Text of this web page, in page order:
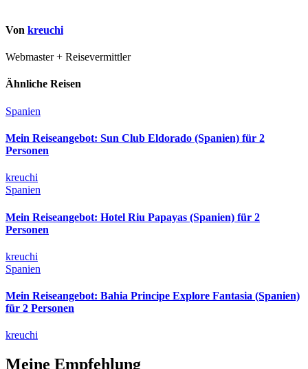
Von kreuchi
Webmaster + Reisevermittler
Ähnliche Reisen
Spanien
Mein Reiseangebot: Sun Club Eldorado (Spanien) für 2
Personen
kreuchi
Spanien
Mein Reiseangebot: Hotel Riu Papayas (Spanien) für 2
Personen
kreuchi
Spanien
Mein Reiseangebot: Bahia Principe Explore Fantasia (Spanien)
für 2 Personen
kreuchi
Meine Empfehlung